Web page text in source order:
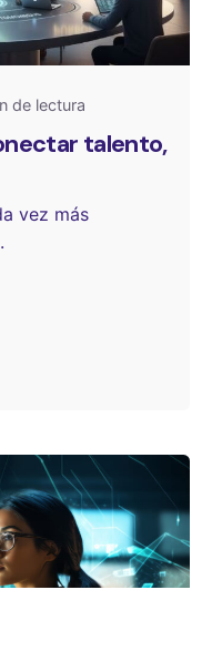
de lectura
talento,
vez más